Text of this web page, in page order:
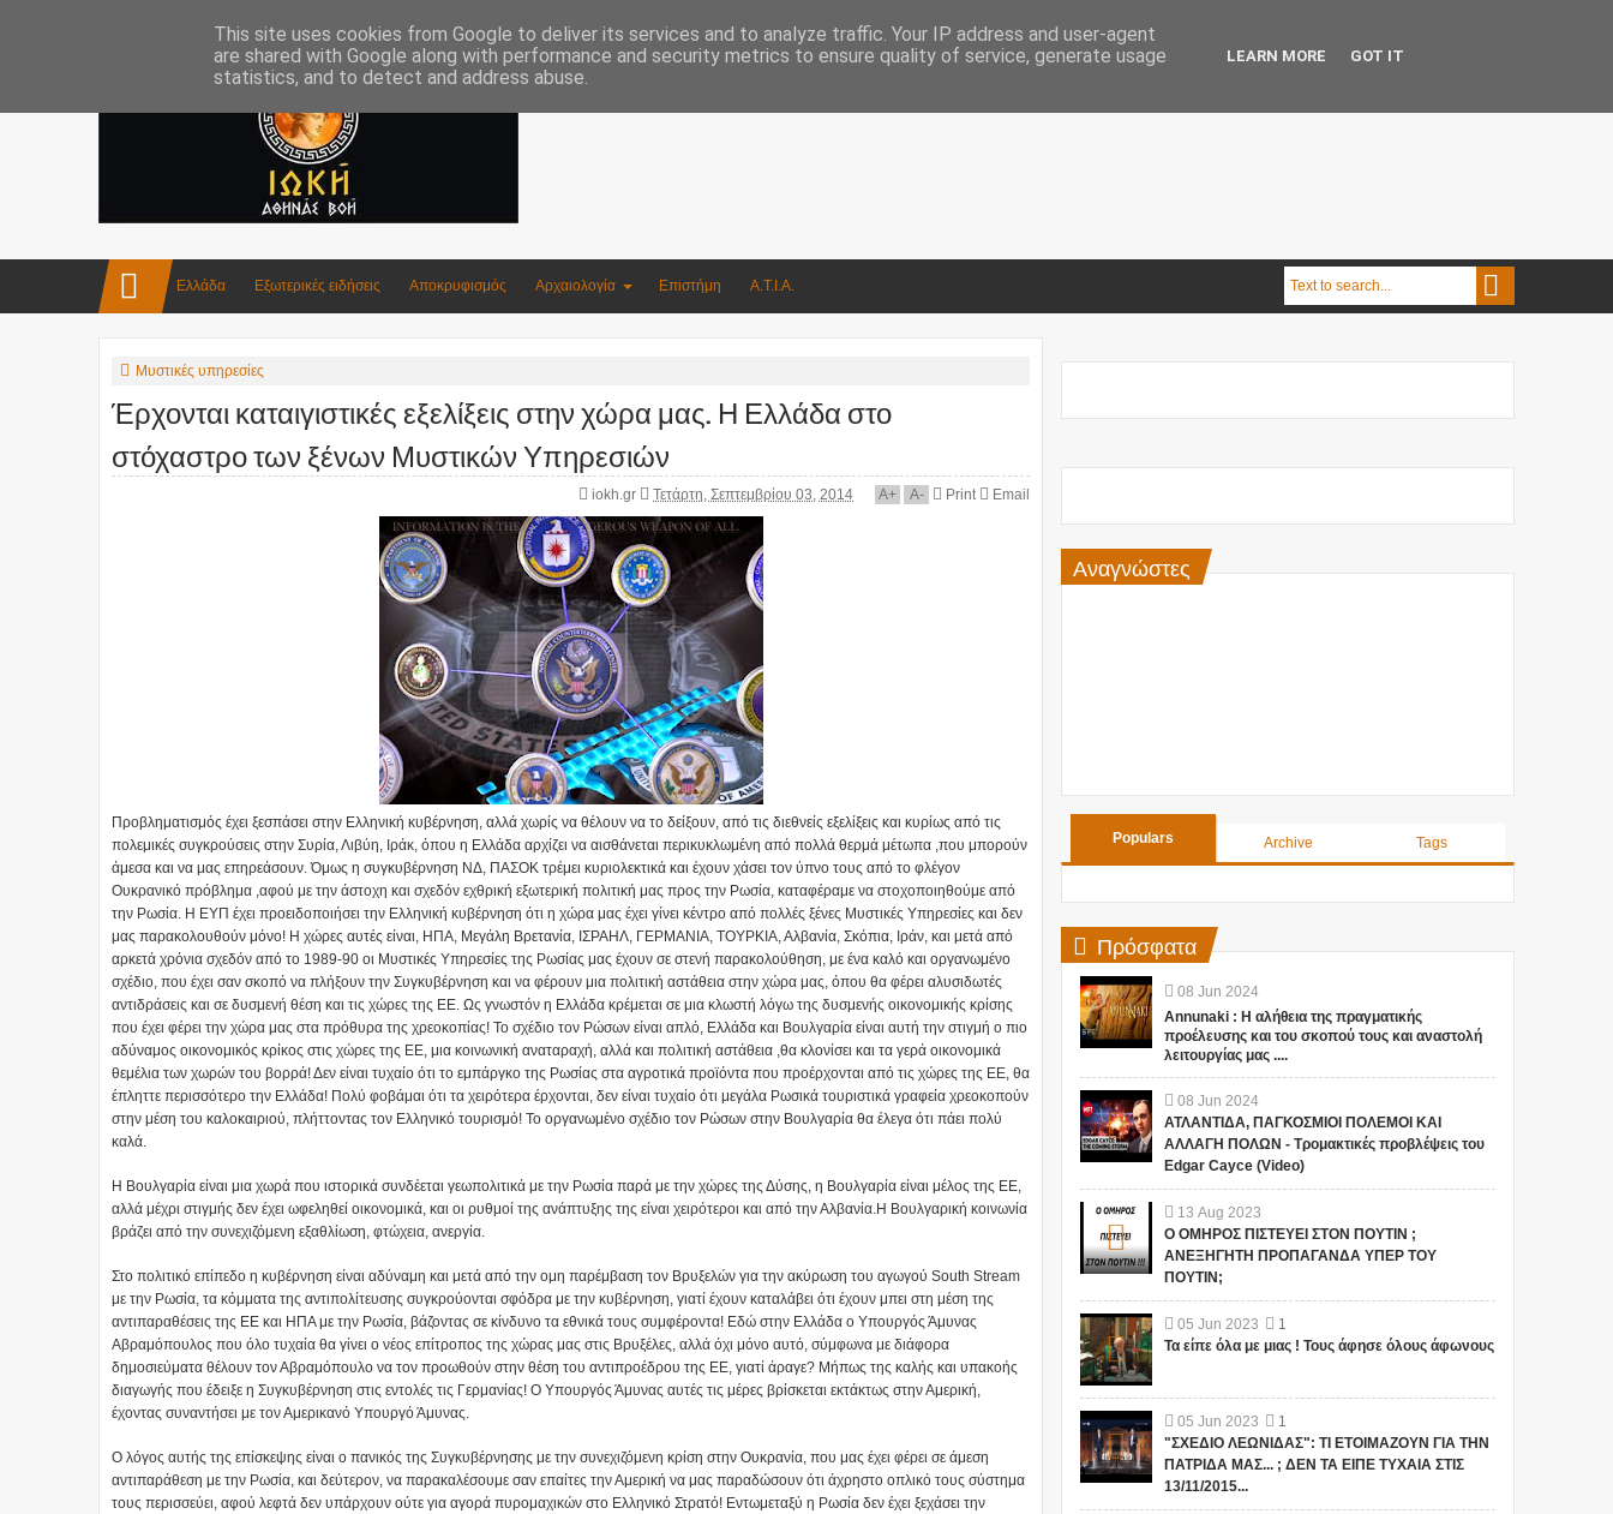
Ελλάδα Εξωτερικές ειδήσεις Αποκρυφισμός Αρχαιολογία Επιστήμη Α.Τ.Ι.Α.
Μυστικές υπηρεσίες
Έρχονται καταιγιστικές εξελίξεις στην χώρα μας. Η Ελλάδα στο
στόχαστρο των ξένων Μυστικών Υπηρεσιών
iokh.gr Τετάρτη, Σεπτεμβρίου 03, 2014 A+ A- Print Email
Προβληματισμός έχει ξεσπάσει στην Ελληνική κυβέρνηση, αλλά χωρίς να θέλουν να το δείξουν, από τις διεθνείς εξελίξεις και κυρίως από τις
πολεμικές συγκρούσεις στην Συρία, Λιβύη, Ιράκ, όπου η Ελλάδα αρχίζει να αισθάνεται περικυκλωμένη από πολλά θερμά μέτωπα ,που μπορούν
άμεσα και να μας επηρεάσουν. Όμως η συγκυβέρνηση ΝΔ, ΠΑΣΟΚ τρέμει κυριολεκτικά και έχουν χάσει τον ύπνο τους από το φλέγον
Ουκρανικό πρόβλημα ,αφού με την άστοχη και σχεδόν εχθρική εξωτερική πολιτική μας προς την Ρωσία, καταφέραμε να στοχοποιηθούμε από
την Ρωσία. Η ΕΥΠ έχει προειδοποιήσει την Ελληνική κυβέρνηση ότι η χώρα μας έχει γίνει κέντρο από πολλές ξένες Μυστικές Υπηρεσίες και δεν
μας παρακολουθούν μόνο! Η χώρες αυτές είναι, ΗΠΑ, Μεγάλη Βρετανία, ΙΣΡΑΗΛ, ΓΕΡΜΑΝΙΑ, ΤΟΥΡΚΙΑ, Αλβανία, Σκόπια, Ιράν, και μετά από
αρκετά χρόνια σχεδόν από το 1989-90 οι Μυστικές Υπηρεσίες της Ρωσίας μας έχουν σε στενή παρακολούθηση, με ένα καλό και οργανωμένο
σχέδιο, που έχει σαν σκοπό να πλήξουν την Συγκυβέρνηση και να φέρουν μια πολιτική αστάθεια στην χώρα μας, όπου θα φέρει αλυσιδωτές
αντιδράσεις και σε δυσμενή θέση και τις χώρες της ΕΕ. Ως γνωστόν η Ελλάδα κρέμεται σε μια κλωστή λόγω της δυσμενής οικονομικής κρίσης
που έχει φέρει την χώρα μας στα πρόθυρα της χρεοκοπίας! Το σχέδιο τον Ρώσων είναι απλό, Ελλάδα και Βουλγαρία είναι αυτή την στιγμή ο πιο
αδύναμος οικονομικός κρίκος στις χώρες της ΕΕ, μια κοινωνική αναταραχή, αλλά και πολιτική αστάθεια ,θα κλονίσει και τα γερά οικονομικά
θεμέλια των χωρών του βορρά! Δεν είναι τυχαίο ότι το εμπάργκο της Ρωσίας στα αγροτικά προϊόντα που προέρχονται από τις χώρες της ΕΕ, θα
έπληττε περισσότερο την Ελλάδα! Πολύ φοβάμαι ότι τα χειρότερα έρχονται, δεν είναι τυχαίο ότι μεγάλα Ρωσικά τουριστικά γραφεία χρεοκοπούν
στην μέση του καλοκαιριού, πλήττοντας τον Ελληνικό τουρισμό! Το οργανωμένο σχέδιο τον Ρώσων στην Βουλγαρία θα έλεγα ότι πάει πολύ
καλά.
Η Βουλγαρία είναι μια χωρά που ιστορικά συνδέεται γεωπολιτικά με την Ρωσία παρά με την χώρες της Δύσης, η Βουλγαρία είναι μέλος της ΕΕ,
αλλά μέχρι στιγμής δεν έχει ωφεληθεί οικονομικά, και οι ρυθμοί της ανάπτυξης της είναι χειρότεροι και από την Αλβανία.Η Βουλγαρική κοινωνία
βράζει από την συνεχιζόμενη εξαθλίωση, φτώχεια, ανεργία.
Στο πολιτικό επίπεδο η κυβέρνηση είναι αδύναμη και μετά από την ομη παρέμβαση τον Βρυξελών για την ακύρωση του αγωγού South Stream
με την Ρωσία, τα κόμματα της αντιπολίτευσης συγκρούονται σφόδρα με την κυβέρνηση, γιατί έχουν καταλάβει ότι έχουν μπει στη μέση της
αντιπαραθέσεις της ΕΕ και ΗΠΑ με την Ρωσία, βάζοντας σε κίνδυνο τα εθνικά τους συμφέροντα! Εδώ στην Ελλάδα ο Υπουργός Άμυνας
Αβραμόπουλος που όλο τυχαία θα γίνει ο νέος επίτροπος της χώρας μας στις Βρυξέλες, αλλά όχι μόνο αυτό, σύμφωνα με διάφορα
δημοσιεύματα θέλουν τον Αβραμόπουλο να τον προωθούν στην θέση του αντιπροέδρου της ΕΕ, γιατί άραγε? Μήπως της καλής και υπακοής
διαγωγής που έδειξε η Συγκυβέρνηση στις εντολές τις Γερμανίας! Ο Υπουργός Άμυνας αυτές τις μέρες βρίσκεται εκτάκτως στην Αμερική,
έχοντας συναντήσει με τον Αμερικανό Υπουργό Άμυνας.
Ο λόγος αυτής της επίσκεψης είναι ο πανικός της Συγκυβέρνησης με την συνεχιζόμενη κρίση στην Ουκρανία, που μας έχει φέρει σε άμεση
αντιπαράθεση με την Ρωσία, και δεύτερον, να παρακαλέσουμε σαν επαίτες την Αμερική να μας παραδώσουν ότι άχρηστο οπλικό τους σύστημα
τους περισσεύει, αφού λεφτά δεν υπάρχουν ούτε για αγορά πυρομαχικών στο Ελληνικό Στρατό! Εντωμεταξύ η Ρωσία δεν έχει ξεχάσει την
Αναγνώστες
Populars Archive Tags
Πρόσφατα
08 Jun 2024
Annunaki : Η αλήθεια της πραγματικής
προέλευσης και του σκοπού τους και αναστολή
λειτουργίας μας ....
08 Jun 2024
ΑΤΛΑΝΤΙΔΑ, ΠΑΓΚΟΣΜΙΟΙ ΠΟΛΕΜΟΙ ΚΑΙ
ΑΛΛΑΓΗ ΠΟΛΩΝ - Τρομακτικές προβλέψεις του
Edgar Cayce (Video)
13 Aug 2023
Ο ΟΜΗΡΟΣ ΠΙΣΤΕΥΕΙ ΣΤΟΝ ΠΟΥΤΙΝ ;
ΑΝΕΞΗΓΗΤΗ ΠΡΟΠΑΓΑΝΔΑ ΥΠΕΡ ΤΟΥ
ΠΟΥΤΙΝ;
05 Jun 2023
1
Τα είπε όλα με μιας ! Τους άφησε όλους άφωνους
05 Jun 2023
1
"ΣΧΕΔΙΟ ΛΕΩΝΙΔΑΣ": ΤΙ ΕΤΟΙΜΑΖΟΥΝ ΓΙΑ ΤΗΝ
ΠΑΤΡΙΔΑ ΜΑΣ... ; ΔΕΝ ΤΑ ΕΙΠΕ ΤΥΧΑΙΑ ΣΤΙΣ
13/11/2015...
This site uses cookies from Google to deliver its services and to analyze traffic. Your IP address and user-agent
are shared with Google along with performance and security metrics to ensure quality of service, generate usage
statistics, and to detect and address abuse.
LEARN MORE GOT IT